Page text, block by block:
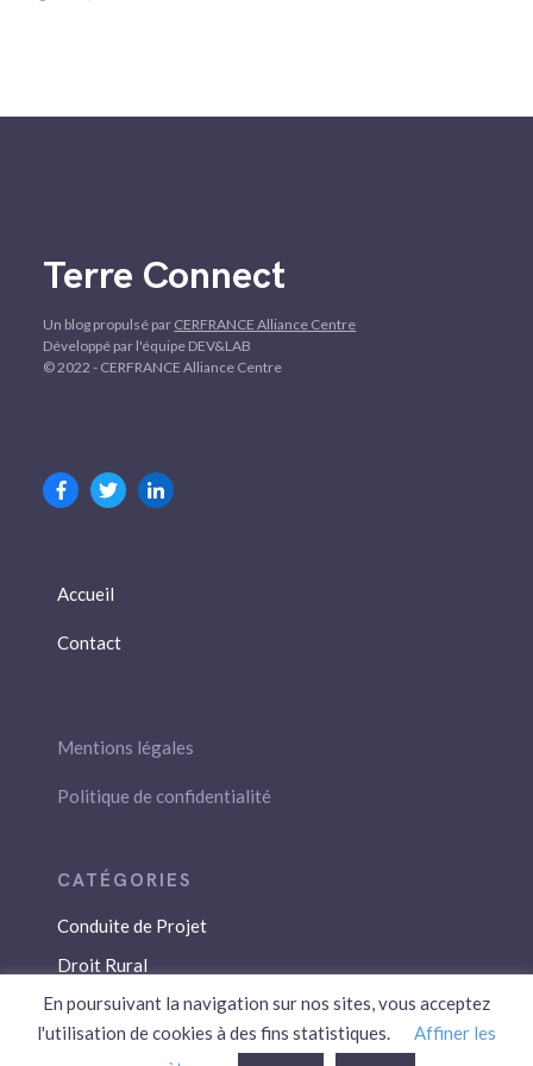
Terre Connect
Un blog propulsé par CERFRANCE Alliance Centre
Développé par l'équipe DEV&LAB
© 2022 - CERFRANCE Alliance Centre
Accueil
Contact
Mentions légales
Politique de confidentialité
Conduite de Projet
Droit Rural
Droit Social
Économie / Gestion
En poursuivant la navigation sur nos sites, vous acceptez
l'utilisation de cookies à des fins statistiques.
Affiner les